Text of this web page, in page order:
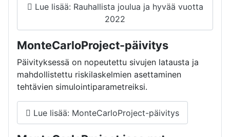
Lue lisää: Rauhallista joulua ja hyvää vuotta
2022
MonteCarloProject-päivitys
Päivityksessä on nopeutettu sivujen latausta ja
mahdollistettu riskilaskelmien asettaminen
tehtävien simulointiparametreiksi.
Lue lisää: MonteCarloProject-päivitys